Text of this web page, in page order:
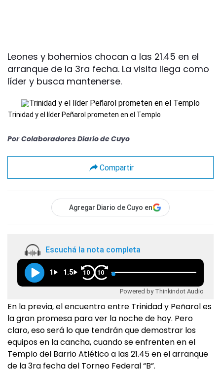
Leones y bohemios chocan a las 21.45 en el
arranque de la 3ra fecha. La visita llega como
líder y busca mantenerse.
Trinidad y el líder Peñarol prometen en el Templo
Por Colaboradores Diario de Cuyo
Compartir
Agregar Diario de Cuyo en
Escuchá la nota completa
1 1.5 10 10
Powered by Thinkindot Audio
En la previa, el encuentro entre Trinidad y Peñarol es
la gran promesa para ver la noche de hoy. Pero
claro, eso será lo que tendrán que demostrar los
equipos en la cancha, cuando se enfrenten en el
Templo del Barrio Atlético a las 21.45 en el arranque
de la 3ra fecha del Torneo Federal “B”.